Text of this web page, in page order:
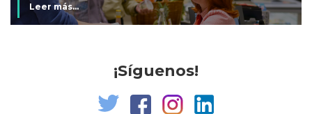
Leer más...
¡Síguenos!